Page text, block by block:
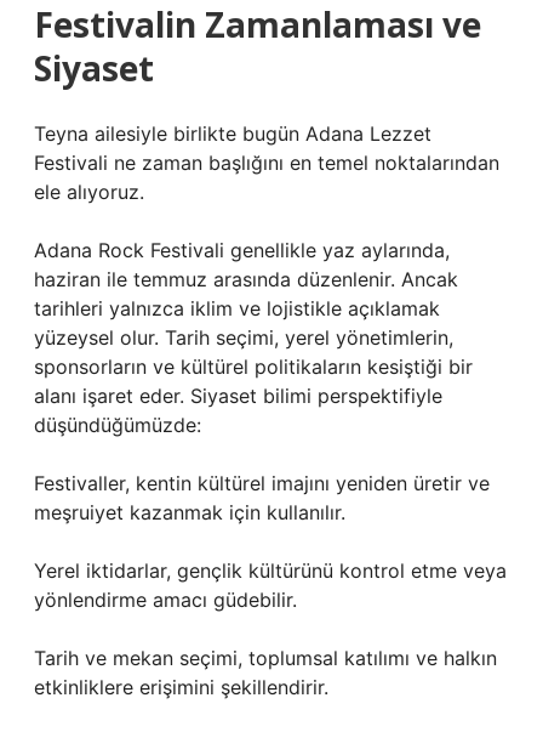
Festivalin Zamanlaması ve
Siyaset
Teyna ailesiyle birlikte bugün Adana Lezzet
Festivali ne zaman başlığını en temel noktalarından
ele alıyoruz.
Adana Rock Festivali genellikle yaz aylarında,
haziran ile temmuz arasında düzenlenir. Ancak
tarihleri yalnızca iklim ve lojistikle açıklamak
yüzeysel olur. Tarih seçimi, yerel yönetimlerin,
sponsorların ve kültürel politikaların kesiştiği bir
alanı işaret eder. Siyaset bilimi perspektifiyle
düşündüğümüzde:
Festivaller, kentin kültürel imajını yeniden üretir ve
meşruiyet kazanmak için kullanılır.
Yerel iktidarlar, gençlik kültürünü kontrol etme veya
yönlendirme amacı güdebilir.
Tarih ve mekan seçimi, toplumsal katılımı ve halkın
etkinliklere erişimini şekillendirir.